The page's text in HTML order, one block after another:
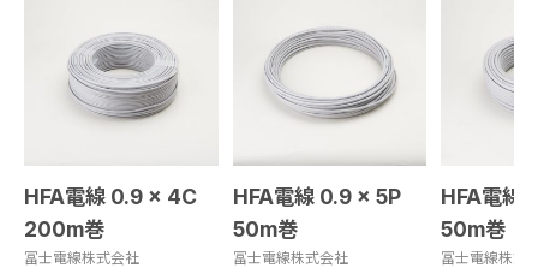
HFA電線 0.9 × 4C
200m巻
冨士電線株式会社
HFA電線 0.9 × 5P
50m巻
冨士電線株式会社
HFA電線
50m巻
冨士電線株式